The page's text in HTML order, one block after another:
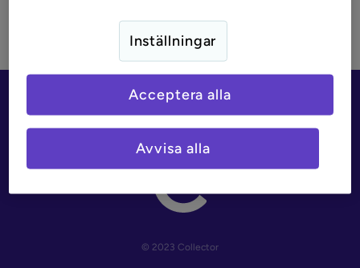
© 2023 Collector
Inställningar
Avvisa alla
Acceptera alla